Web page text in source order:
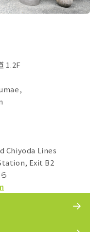
1.2F
Chiyoda Lines
Exit B2